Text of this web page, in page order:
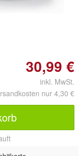
30,99 €
inkl. MwSt.
nur 4,30 €